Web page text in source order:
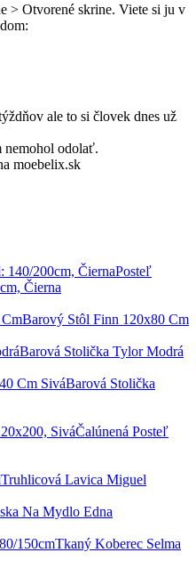
> Otvorené skrine. Viete si ju v
ale to si človek dnes už
nemohol odolať.
moebelix.sk
Posteľ
Čierna
Barový Stôl Finn 120x80 Cm
Barová Stolička Tylor Modrá
Barová Stolička
Čalúnená Posteľ
Truhlicová Lavica Miguel
Na Mydlo Edna
Tkaný Koberec Selma